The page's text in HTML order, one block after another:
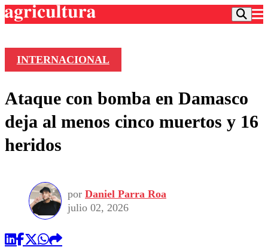
Frecuencias
Agricultura TV
Deportes
Seleccion Chilena
Torneo Internacional
Economía
Internacional
Publicaciones en medios
Opinión
INTERNACIONAL
Ataque con bomba en Damasco
deja al menos cinco muertos y 16
heridos
por Daniel Parra Roa
julio 02, 2026